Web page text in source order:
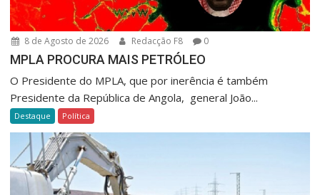
8 de Agosto de 2026 Redacção F8 0
MPLA PROCURA MAIS PETRÓLEO
O Presidente do MPLA, que por inerência é também
Presidente da República de Angola, general João...
Destaque Política